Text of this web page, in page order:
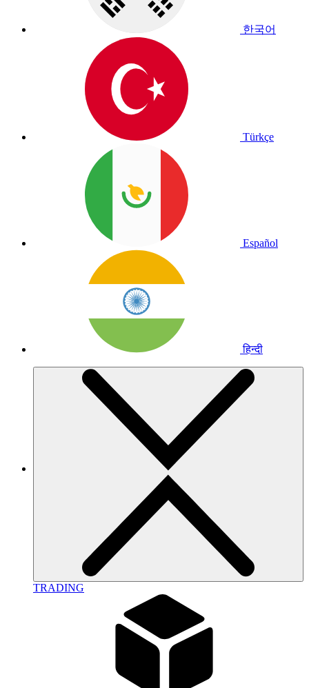
한국어
Türkçe
Español
हिन्दी
TRADING